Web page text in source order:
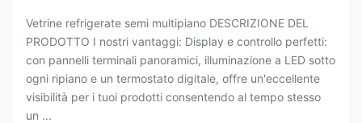
Vetrine refrigerate semi multipiano DESCRIZIONE DEL
PRODOTTO I nostri vantaggi: Display e controllo perfetti:
con pannelli terminali panoramici, illuminazione a LED sotto
ogni ripiano e un termostato digitale, offre un'eccellente
visibilità per i tuoi prodotti consentendo al tempo stesso
un ...